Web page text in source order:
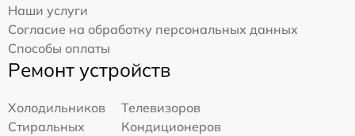
Наши услуги
Согласие на обработку персональных данных
Способы оплаты
Ремонт устройств
Холодильников
Телевизоров
Стиральных
Кондиционеров